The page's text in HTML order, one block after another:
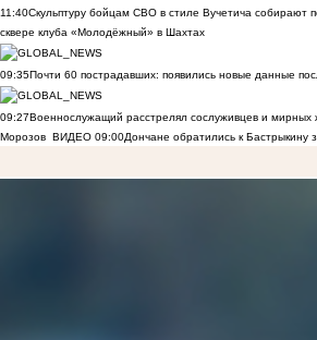
11:40Скульптуру бойцам СВО в стиле Вучетича собирают
сквере клуба «Молодёжный» в Шахтах
09:35Почти 60 пострадавших: появились новые данные
09:27Военнослужащий расстрелял сослуживцев и мирных
Морозов ВИДЕО 09:00Дончане обратились к Бастрыкину